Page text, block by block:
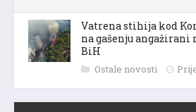
Vatrena stihija kod
na gašenju angažirani
BiH
Ostale novosti